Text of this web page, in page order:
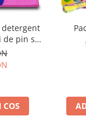
detergent
de pin si